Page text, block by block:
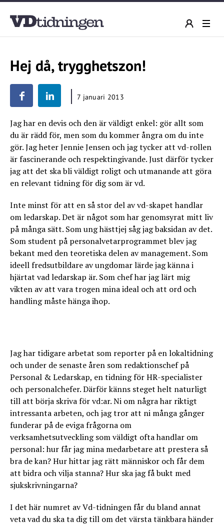
Hej då, trygghetszon!
7 januari 2013
Jag har en devis och den är väldigt enkel: gör allt som
du är rädd för, men som du kommer ångra om du inte
gör. Jag heter Jennie Jensen och jag tycker att vd-rollen
är fascinerande och respektingivande. Just därför tycker
jag att det ska bli väldigt roligt och utmanande att göra
en relevant tidning för dig som är vd.
Inte minst för att en så stor del av vd-skapet handlar
om ledarskap. Det är något som har genomsyrat mitt liv
på många sätt. Som ung hästtjej såg jag baksidan av det.
Som student på personalvetarprogrammet blev jag
bekant med den teoretiska delen av management. Som
ideell fredsutbildare av ungdomar lärde jag känna i
hjärtat vad ledarskap är. Som chef har jag lärt mig
vikten av att vara trogen mina ideal och att ord och
handling måste hänga ihop.
Jag har tidigare arbetat som reporter på en lokaltidning
och under de senaste åren som redaktionschef på
Personal & Ledarskap, en tidning för HR-specialister
och personalchefer. Därför känns steget helt naturligt
till att börja skriva för vd:ar. Ni om några har riktigt
intressanta arbeten, och jag tror att ni många gånger
funderar på de eviga frågorna om
verksamhetsutveckling som väldigt ofta handlar om
personal: hur får jag mina medarbetare att prestera så
bra de kan? Hur hittar jag rätt människor och får dem
att bidra och vilja stanna? Hur ska jag få bukt med
sjukskrivningarna?
I det här numret av Vd-tidningen får du bland annat
veta vad du ska ta dig till om det värsta tänkbara händer